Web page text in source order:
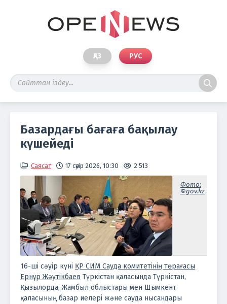
ҚАЗ РУС
Базардағы бағаға бақылау
күшейеді
Саясат 17 сәуір 2026, 10:30 2 513
Фото:
©gov.kz
16-ші сәуір күні ҚР СИМ Сауда комитетінің төрағасы
Ернұр Жәутікбаев Түркістан қаласында Түркістан,
Қызылорда, Жамбыл облыстары мен Шымкент
қаласының базар иелері және сауда нысандары